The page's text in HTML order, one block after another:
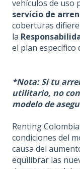
vehículos de uso
servicio de
coberturas
la
el plan específico
*Nota: Si tu
utilitario, no
modelo de
Renting
condiciones del
causa del
equilibrar las